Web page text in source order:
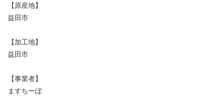
【原産地】
益田市
【加工地】
益田市
【事業者】
ますちーぼ